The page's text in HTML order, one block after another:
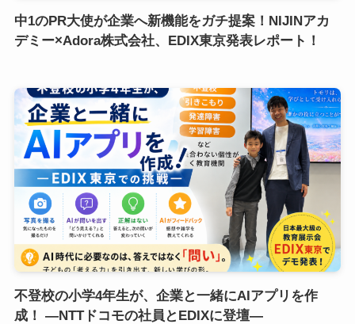
中1のPR大使が企業へ新機能をガチ提案！NIJINアカ
デミー×Adora株式会社、EDIX東京発表レポート！
不登校の小学4年生が、企業と一緒にAIアプリを作
成！ ―NTTドコモの社員とEDIXに登壇―